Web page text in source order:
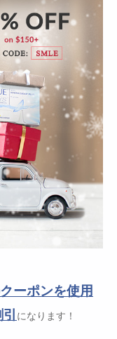
ーポンを使用
になります！